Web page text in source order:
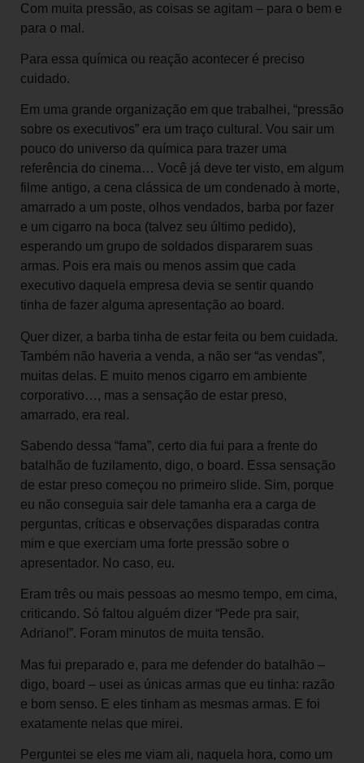
Com muita pressão, as coisas se agitam – para o bem e
para o mal.
Para essa química ou reação acontecer é preciso
cuidado.
Em uma grande organização em que trabalhei, “pressão
sobre os executivos” era um traço cultural. Vou sair um
pouco do universo da química para trazer uma
referência do cinema… Você já deve ter visto, em algum
filme antigo, a cena clássica de um condenado à morte,
amarrado a um poste, olhos vendados, barba por fazer
e um cigarro na boca (talvez seu último pedido),
esperando um grupo de soldados dispararem suas
armas. Pois era mais ou menos assim que cada
executivo daquela empresa devia se sentir quando
tinha de fazer alguma apresentação ao board.
Quer dizer, a barba tinha de estar feita ou bem cuidada.
Também não haveria a venda, a não ser “as vendas”,
muitas delas. E muito menos cigarro em ambiente
corporativo…, mas a sensação de estar preso,
amarrado, era real.
Sabendo dessa “fama”, certo dia fui para a frente do
batalhão de fuzilamento, digo, o board. Essa sensação
de estar preso começou no primeiro slide. Sim, porque
eu não conseguia sair dele tamanha era a carga de
perguntas, críticas e observações disparadas contra
mim e que exerciam uma forte pressão sobre o
apresentador. No caso, eu.
Eram três ou mais pessoas ao mesmo tempo, em cima,
criticando. Só faltou alguém dizer “Pede pra sair,
Adriano!”. Foram minutos de muita tensão.
Mas fui preparado e, para me defender do batalhão –
digo, board – usei as únicas armas que eu tinha: razão
e bom senso. E eles tinham as mesmas armas. E foi
exatamente nelas que mirei.
Perguntei se eles me viam ali, naquela hora, como um